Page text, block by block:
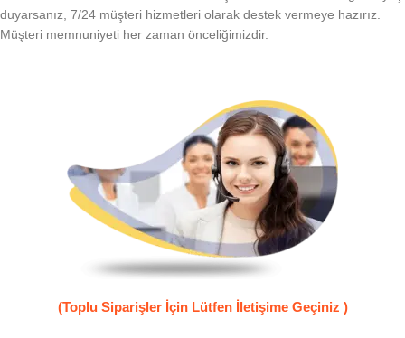
duyarsanız, 7/24 müşteri hizmetleri olarak destek vermeye hazırız.
Müşteri memnuniyeti her zaman önceliğimizdir.
(Toplu Siparişler İçin Lütfen İletişime Geçiniz )